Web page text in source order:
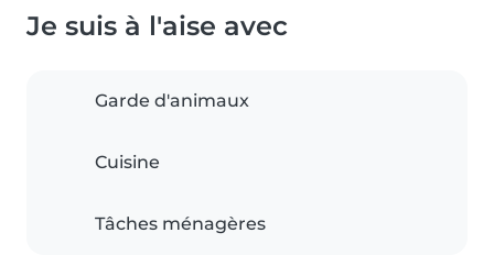
Je suis à l'aise avec
Garde d'animaux
Cuisine
Tâches ménagères